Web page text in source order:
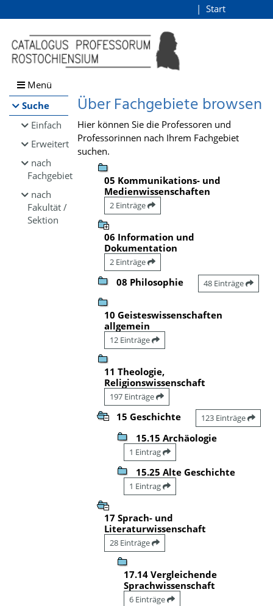
Browsen
direkt zum Inhalt
Start
Menü
Suche
Einfach
Erweitert
nach
Fachgebiet
nach
Fakultät /
Sektion
Über Fachgebiete browsen
Hier können Sie die Professoren und
Professorinnen nach Ihrem Fachgebiet
suchen.
05 Kommunikations- und
Medienwissenschaften
2 Einträge
06 Information und
Dokumentation
2 Einträge
08 Philosophie 48 Einträge
10 Geisteswissenschaften
allgemein
12 Einträge
11 Theologie,
Religionswissenschaft
197 Einträge
15 Geschichte 123 Einträge
15.15 Archäologie
1 Eintrag
15.25 Alte Geschichte
1 Eintrag
17 Sprach- und
Literaturwissenschaft
28 Einträge
17.14 Vergleichende
Sprachwissenschaft
6 Einträge